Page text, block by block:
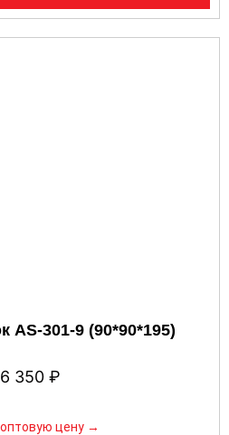
AS-301-9 (90*90*195)
350 ₽
цену →